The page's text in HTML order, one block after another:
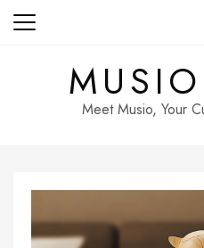
Skip
Meet Musio, Your